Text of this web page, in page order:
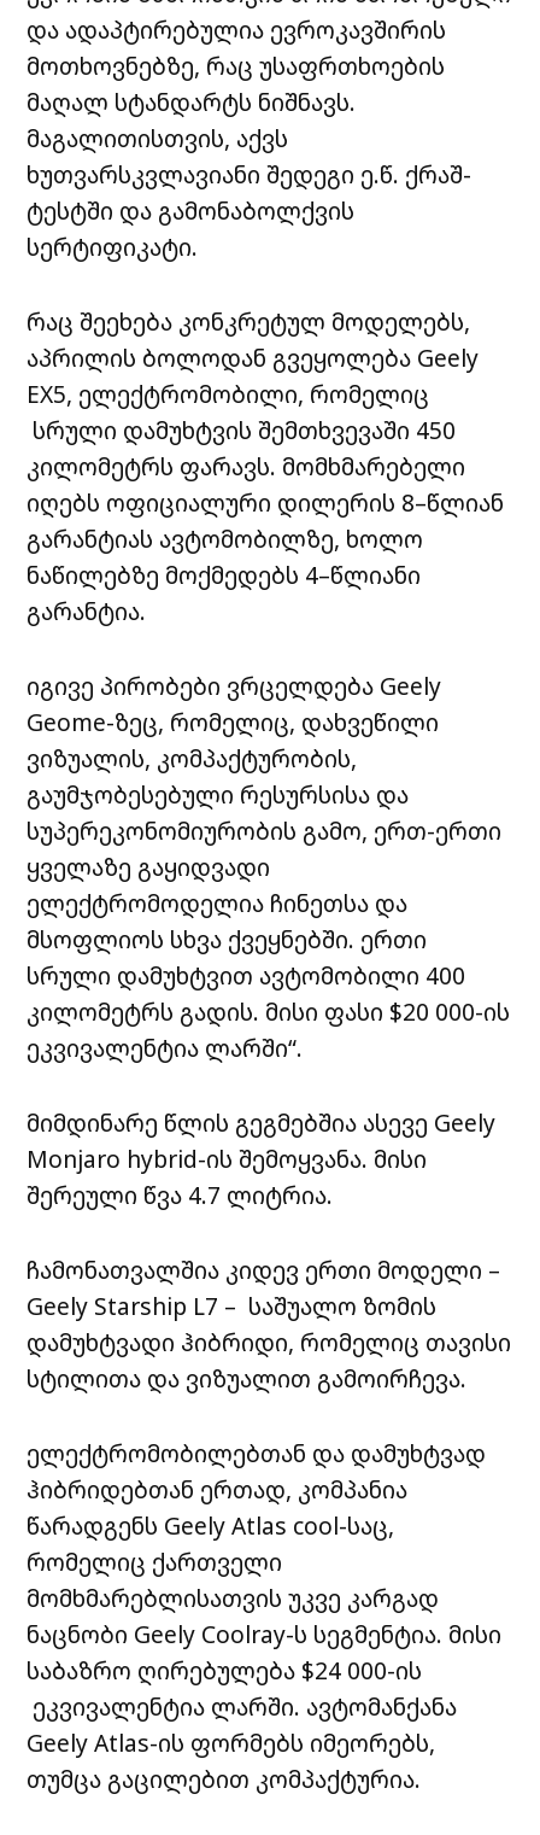
და ადაპტირებულია ევროკავშირის
მოთხოვნებზე, რაც უსაფრთხოების
მაღალ სტანდარტს ნიშნავს.
მაგალითისთვის, აქვს
ხუთვარსკვლავიანი შედეგი ე.წ. ქრაშ-
ტესტში და გამონაბოლქვის
სერტიფიკატი.
რაც შეეხება კონკრეტულ მოდელებს,
აპრილის ბოლოდან გვეყოლება Geely
EX5, ელექტრომობილი, რომელიც
სრული დამუხტვის შემთხვევაში 450
კილომეტრს ფარავს. მომხმარებელი
იღებს ოფიციალური დილერის 8–წლიან
გარანტიას ავტომობილზე, ხოლო
ნაწილებზე მოქმედებს 4–წლიანი
გარანტია.
იგივე პირობები ვრცელდება Geely
Geome-ზეც, რომელიც, დახვეწილი
ვიზუალის, კომპაქტურობის,
გაუმჯობესებული რესურსისა და
სუპერეკონომიურობის გამო, ერთ-ერთი
ყველაზე გაყიდვადი
ელექტრომოდელია ჩინეთსა და
მსოფლიოს სხვა ქვეყნებში. ერთი
სრული დამუხტვით ავტომობილი 400
კილომეტრს გადის. მისი ფასი $20 000-ის
ეკვივალენტია ლარში“.
მიმდინარე წლის გეგმებშია ასევე Geely
Monjaro hybrid-ის შემოყვანა. მისი
შერეული წვა 4.7 ლიტრია.
ჩამონათვალშია კიდევ ერთი მოდელი –
Geely Starship L7 – საშუალო ზომის
დამუხტვადი ჰიბრიდი, რომელიც თავისი
სტილითა და ვიზუალით გამოირჩევა.
ელექტრომობილებთან და დამუხტვად
ჰიბრიდებთან ერთად, კომპანია
წარადგენს Geely Atlas cool-საც,
რომელიც ქართველი
მომხმარებლისათვის უკვე კარგად
ნაცნობი Geely Coolray-ს სეგმენტია. მისი
საბაზრო ღირებულება $24 000-ის
ეკვივალენტია ლარში. ავტომანქანა
Geely Atlas-ის ფორმებს იმეორებს,
თუმცა გაცილებით კომპაქტურია.